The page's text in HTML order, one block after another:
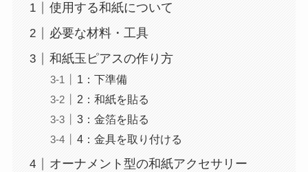
使用する和紙について
必要な材料・工具
和紙玉ピアスの作り方
1：下準備
2：和紙を貼る
3：金箔を貼る
4：金具を取り付ける
オーナメント型の和紙アクセサリー